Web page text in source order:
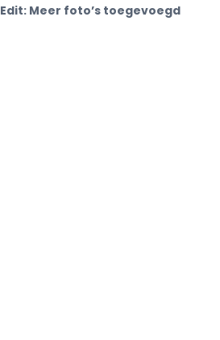
Edit: Meer foto’s toegevoegd